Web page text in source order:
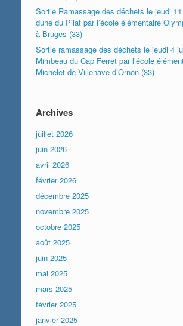
Sortie Ramassage des déchets le jeudi
dune du Pilat par l’école élémentaire
à Bruges (33)
Sortie ramassage des déchets le jeudi 4
Mimbeau du Cap Ferret par l’école
Michelet de Villenave d’Ornon (33)
Archives
juillet 2026
juin 2026
avril 2026
février 2026
décembre 2025
novembre 2025
octobre 2025
août 2025
juin 2025
mai 2025
mars 2025
février 2025
janvier 2025